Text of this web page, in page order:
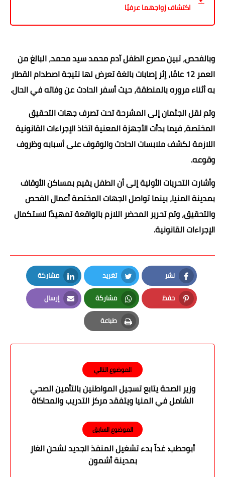
اكتشاف زواجهما عرفيًا
وبالفحص، تبين مصرع الطفل آدم محمد سيد محمد، البالغ من
العمر 12 عامًا، إثر إصابات بالغة تعرض لها نتيجة اصطدام القطار
به أثناء مروره بالمنطقة، حيث أسفر الحادث عن وفاته في الحال.
وتم نقل الجثمان إلى المشرحة تحت تصرف جهات التحقيق
المختصة، فيما بدأت الأجهزة المعنية اتخاذ الإجراءات القانونية
اللازمة لكشف ملابسات الحادث والوقوف على أسبابه وظروف
وقوعه.
وأشارت التحريات الأولية إلى أن الطفل يقيم بمساكن الأوقاف
بمدينة المنيا، بينما تواصل الجهات المختصة أعمال الفحص
والتحقيق، وتم تحرير المحضر اللازم بالواقعة تمهيدًا لاستكمال
الإجراءات القانونية.
نشر
Facebook
تغريد
Twitter
مشاركة
LinkedIn
حفظ
Pinterest
مشاركة
Whatsapp
إرسال
Email
طباعة
Print
الموضوع التالي
وزير الصحة يتابع تسجيل المواطنين بالتأمين الصحي
الشامل في المنيا ويتفقد مركز التدريب والمحاكاة
الموضوع السابق
أبوحطب: غداً بدء تشغيل المنفذ الجديد لشحن الغاز
بمدينة أشمون